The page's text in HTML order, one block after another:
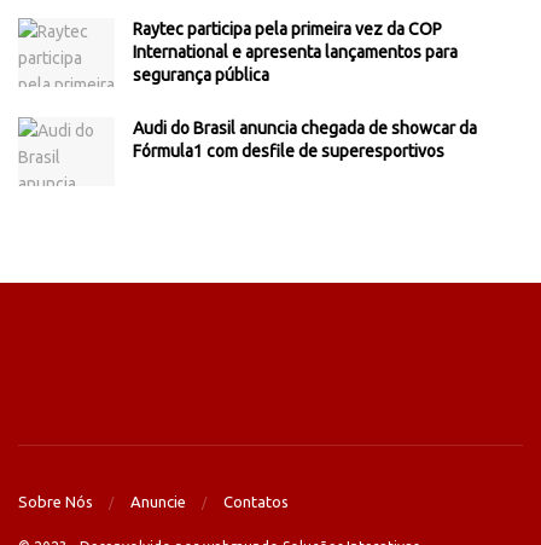
Raytec participa pela primeira vez da COP
International e apresenta lançamentos para
segurança pública
Audi do Brasil anuncia chegada de showcar da
Fórmula1 com desfile de superesportivos
Sobre Nós Anuncie Contatos